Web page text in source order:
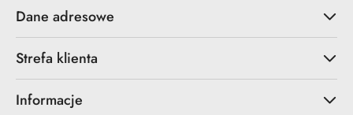
Dane adresowe
Strefa klienta
Informacje